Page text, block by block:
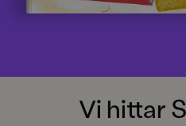
Vi hittar